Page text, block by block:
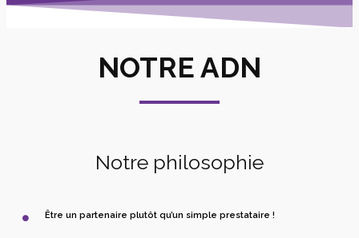
NOTRE ADN
Notre philosophie
Être un partenaire plutôt qu’un simple prestataire !